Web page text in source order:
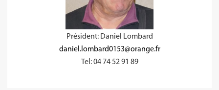
Président: Daniel Lombard
daniel.lombard0153@orange.fr
Tel: 04 74 52 91 89